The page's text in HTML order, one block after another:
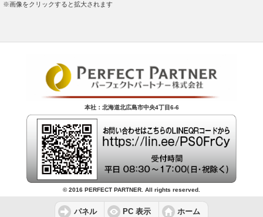
※画像をクリックすると拡大されます
本社：北海道北広島市中央4丁目6-6
© 2016 PERFECT PARTNER. All rights reserved.
パネル PC 表示 ホーム